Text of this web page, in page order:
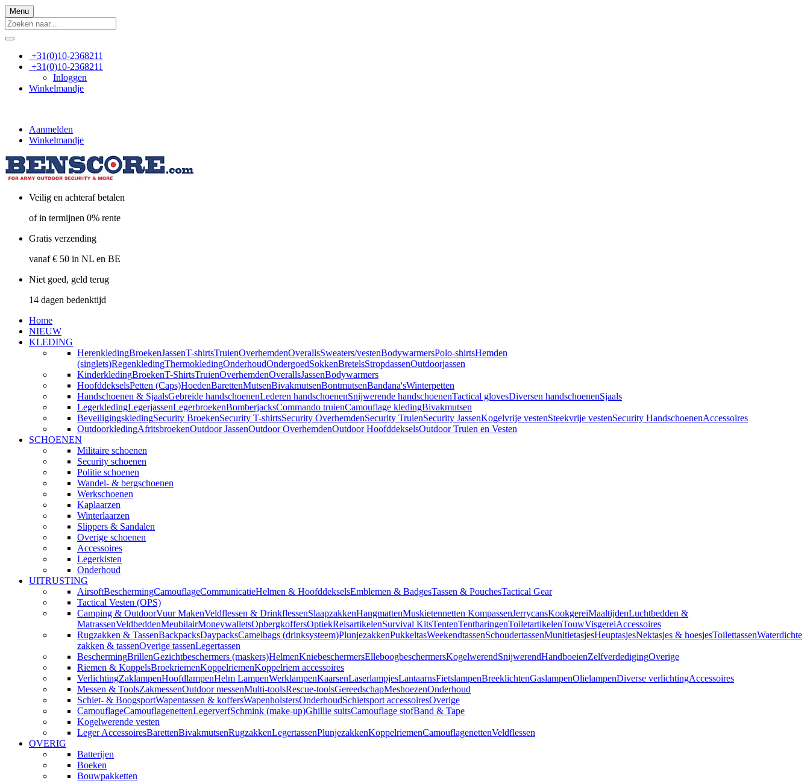
Menu
+31(0)10-2368211
+31(0)10-2368211
Inloggen
Winkelmandje
Aanmelden
Winkelmandje
Veilig en achteraf betalen
of in termijnen 0% rente
Gratis verzending
vanaf € 50 in NL en BE
Niet goed, geld terug
14 dagen bedenktijd
Home
NIEUW
KLEDING
HerenkledingBroekenJassenT-shirtsTruienOverhemdenOverallsSweaters/vestenBodywarmersPolo-shirtsHemden
(singlets)RegenkledingThermokledingOnderhoudOndergoedSokkenBretelsStropdassenOutdoorjassen
KinderkledingBroekenT-ShirtsTruienOverhemdenOverallsJassenBodywarmers
HoofddekselsPetten (Caps)HoedenBarettenMutsenBivakmutsenBontmutsenBandana'sWinterpetten
Handschoenen & SjaalsGebreide handschoenenLederen handschoenenSnijwerende handschoenenTactical glovesDiversen handschoenenSjaals
LegerkledingLegerjassenLegerbroekenBomberjacksCommando truienCamouflage kledingBivakmutsen
BeveiligingskledingSecurity BroekenSecurity T-shirtsSecurity OverhemdenSecurity TruienSecurity JassenKogelvrije vestenSteekvrije vestenSecurity HandschoenenAccessoires
OutdoorkledingAfritsbroekenOutdoor JassenOutdoor OverhemdenOutdoor HoofddekselsOutdoor Truien en Vesten
SCHOENEN
Militaire schoenen
Security schoenen
Politie schoenen
Wandel- & bergschoenen
Werkschoenen
Kaplaarzen
Winterlaarzen
Slippers & Sandalen
Overige schoenen
Accessoires
Legerkisten
Onderhoud
UITRUSTING
AirsoftBeschermingCamouflageCommunicatieHelmen & HoofddekselsEmblemen & BadgesTassen & PouchesTactical Gear
Tactical Vesten (OPS)
Camping & OutdoorVuur MakenVeldflessen & DrinkflessenSlaapzakkenHangmattenMuskietennetten KompassenJerrycansKookgereiMaaltijdenLuchtbedden &
MatrassenVeldbeddenMeubilairMoneywalletsOpbergkoffersOptiekReisartikelenSurvival KitsTentenTentharingenToiletartikelenTouwVisgereiAccessoires
Rugzakken & TassenBackpacksDaypacksCamelbags (drinksysteem)PlunjezakkenPukkeltasWeekendtassenSchoudertassenMunitietasjesHeuptasjesNektasjes & hoesjesToilettassenWaterdichte
zakken & tassenOverige tassenLegertassen
BeschermingBrillenGezichtbeschermers (maskers)HelmenKniebeschermersElleboogbeschermersKogelwerendSnijwerendHandboeienZelfverdedigingOverige
Riemen & KoppelsBroekriemenKoppelriemenKoppelriem accessoires
VerlichtingZaklampenHoofdlampenHelm LampenWerklampenKaarsenLaserlampjesLantaarnsFietslampenBreeklichtenGaslampenOlielampenDiverse verlichtingAccessoires
Messen & ToolsZakmessenOutdoor messenMulti-toolsRescue-toolsGereedschapMeshoezenOnderhoud
Schiet- & BoogsportWapentassen & koffersWapenholstersOnderhoudSchietsport accessoiresOverige
CamouflageCamouflagenettenLegerverfSchmink (make-up)Ghillie suitsCamouflage stofBand & Tape
Kogelwerende vesten
Leger AccessoiresBarettenBivakmutsenRugzakkenLegertassenPlunjezakkenKoppelriemenCamouflagenettenVeldflessen
OVERIG
Batterijen
Boeken
Bouwpakketten